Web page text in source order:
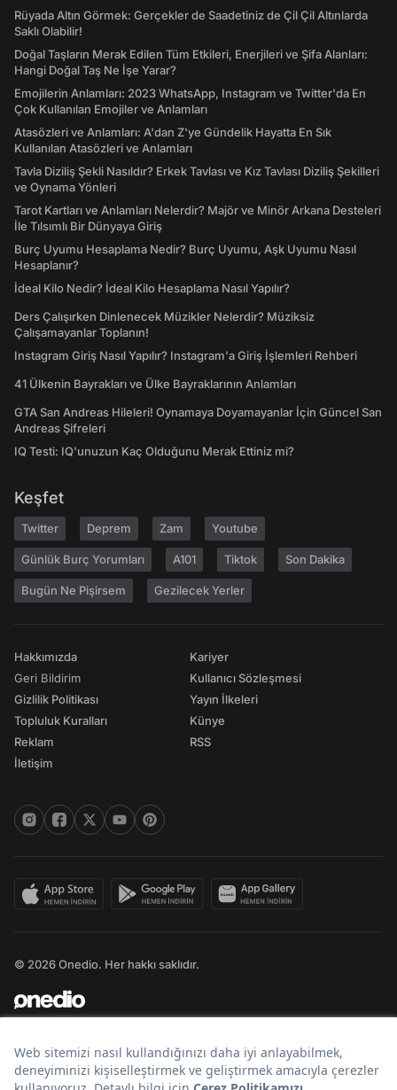
Rüyada Altın Görmek: Gerçekler de Saadetiniz de Çil Çil Altınlarda
Saklı Olabilir!
Doğal Taşların Merak Edilen Tüm Etkileri, Enerjileri ve Şifa Alanları:
Hangi Doğal Taş Ne İşe Yarar?
Emojilerin Anlamları: 2023 WhatsApp, Instagram ve Twitter'da En
Çok Kullanılan Emojiler ve Anlamları
Atasözleri ve Anlamları: A'dan Z'ye Gündelik Hayatta En Sık
Kullanılan Atasözleri ve Anlamları
Tavla Diziliş Şekli Nasıldır? Erkek Tavlası ve Kız Tavlası Diziliş Şekilleri
ve Oynama Yönleri
Tarot Kartları ve Anlamları Nelerdir? Majör ve Minör Arkana Desteleri
İle Tılsımlı Bir Dünyaya Giriş
Burç Uyumu Hesaplama Nedir? Burç Uyumu, Aşk Uyumu Nasıl
Hesaplanır?
İdeal Kilo Nedir? İdeal Kilo Hesaplama Nasıl Yapılır?
Ders Çalışırken Dinlenecek Müzikler Nelerdir? Müziksiz
Çalışamayanlar Toplanın!
Instagram Giriş Nasıl Yapılır? Instagram'a Giriş İşlemleri Rehberi
41 Ülkenin Bayrakları ve Ülke Bayraklarının Anlamları
GTA San Andreas Hileleri! Oynamaya Doyamayanlar İçin Güncel San
Andreas Şifreleri
IQ Testi: IQ'unuzun Kaç Olduğunu Merak Ettiniz mi?
Keşfet
Twitter Deprem Zam Youtube
Günlük Burç Yorumları A101 Tiktok Son Dakika
Bugün Ne Pişirsem Gezilecek Yerler
Hakkımızda
Geri Bildirim
Gizlilik Politikası
Topluluk Kuralları
Reklam
İletişim
Kariyer
Kullanıcı Sözleşmesi
Yayın İlkeleri
Künye
RSS
© 2026 Onedio. Her hakkı saklıdır.
Bir markasıdır.